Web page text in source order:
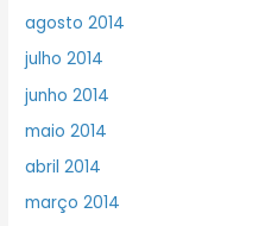
agosto 2014
julho 2014
junho 2014
maio 2014
abril 2014
março 2014